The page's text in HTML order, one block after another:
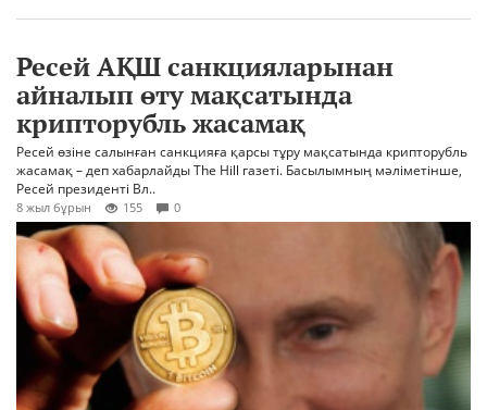
Ресей АҚШ санкцияларынан
айналып өту мақсатында
крипторубль жасамақ
Ресей өзіне салынған санкцияға қарсы тұру мақсатында крипторубль
жасамақ – деп хабарлайды The Hill газеті. Басылымның мәліметінше,
Ресей президенті Вл..
8 жыл бұрын 155 0